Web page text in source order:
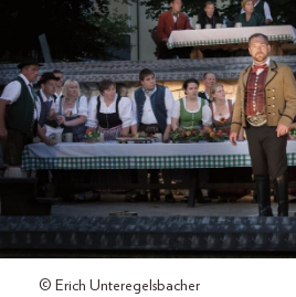
© Erich Unteregelsbacher